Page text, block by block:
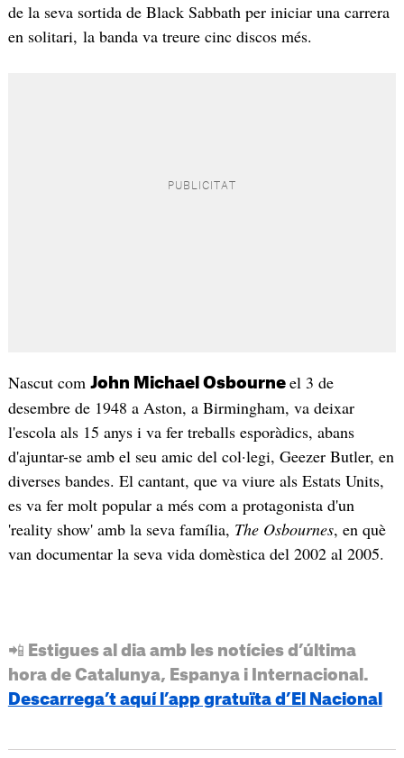
de la seva sortida de Black Sabbath per iniciar una carrera
en solitari, la banda va treure cinc discos més.
Nascut com John Michael Osbourne el 3 de
desembre de 1948 a Aston, a Birmingham, va deixar
l'escola als 15 anys i va fer treballs esporàdics, abans
d'ajuntar-se amb el seu amic del col·legi, Geezer Butler, en
diverses bandes. El cantant, que va viure als Estats Units,
es va fer molt popular a més com a protagonista d'un
'reality show' amb la seva família, The Osbournes, en què
van documentar la seva vida domèstica del 2002 al 2005.
📲 Estigues al dia amb les notícies d’última
hora de Catalunya, Espanya i Internacional.
Descarrega’t aquí l’app gratuïta d’El Nacional